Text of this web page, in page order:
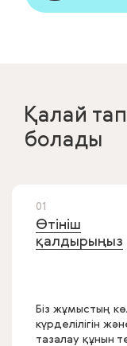
Қалай
болады
01
Өтініш
қалдырыңыз
Біз жұмыстың
күрделілігін
тазалау құнын